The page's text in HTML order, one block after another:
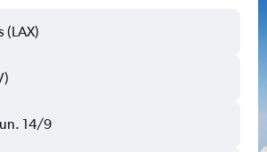
(LAX)
14/9